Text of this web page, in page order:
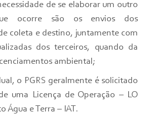
de se elaborar um outro
ocorre são os envios dos
coleta e destino, juntamente com
dos terceiros, quando da
ambiental;
o PGRS geralmente é solicitado
uma Licença de Operação – LO
Água e Terra – IAT.